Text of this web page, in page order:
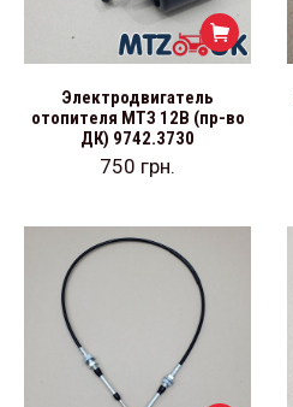
Электродвигатель
отопителя МТЗ 12В (пр-во
ДК) 9742.3730
750 грн.